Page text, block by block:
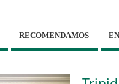
RECOMENDAMOS